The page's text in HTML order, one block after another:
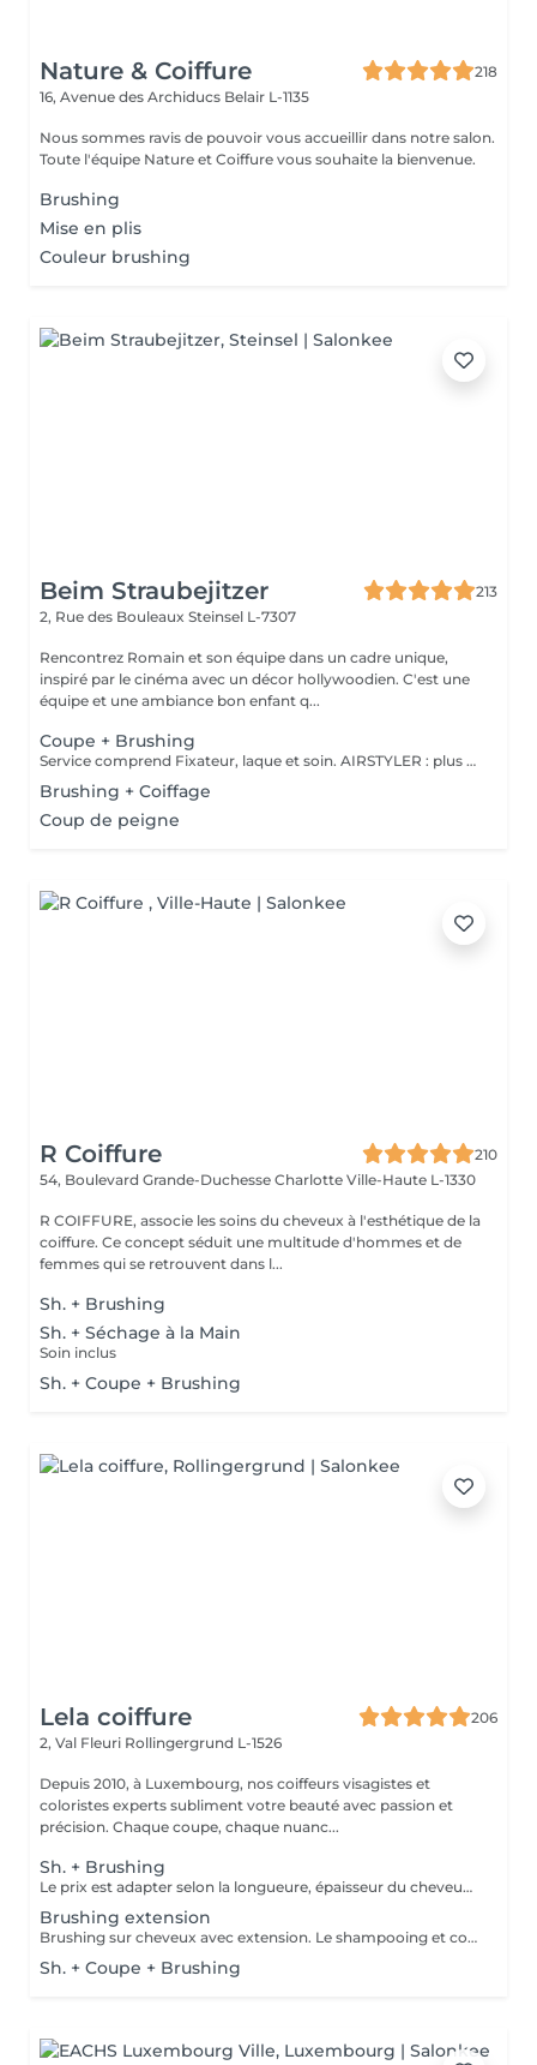
Nature & Coiffure
218
16, Avenue des Archiducs Belair L-1135
Nous sommes ravis de pouvoir vous accueillir dans notre salon.
Toute l'équipe Nature et Coiffure vous souhaite la bienvenue.
Brushing
Mise en plis
Couleur brushing
Beim Straubejitzer
213
2, Rue des Bouleaux Steinsel L-7307
Rencontrez Romain et son équipe dans un cadre unique,
inspiré par le cinéma avec un décor hollywoodien. C'est une
équipe et une ambiance bon enfant q...
Coupe + Brushing
Service comprend Fixateur, laque et soin. AIRSTYLER : plus de brillance et de ténacité qu'un brushing. JocoStyler: un lisseur, lissage et soin, qui donne la brillance spectaculaire.
Brushing + Coiffage
Coup de peigne
R Coiffure
210
54, Boulevard Grande-Duchesse Charlotte Ville-Haute L-1330
R COIFFURE, associe les soins du cheveux à l'esthétique de la
coiffure. Ce concept séduit une multitude d'hommes et de
femmes qui se retrouvent dans l...
Sh. + Brushing
Sh. + Séchage à la Main
Soin inclus
Sh. + Coupe + Brushing
Lela coiffure
206
2, Val Fleuri Rollingergrund L-1526
Depuis 2010, à Luxembourg, nos coiffeurs visagistes et
coloristes experts subliment votre beauté avec passion et
précision. Chaque coupe, chaque nuanc...
Sh. + Brushing
Le prix est adapter selon la longueure, épaisseur du cheveux. Un supplément est ajouté sil y a utilisation dun outil chauffant ( plaque lissante ou boucleur). Compris dans le pris shampooing, conditionneur, produit coiffant et finition.
Brushing extension
Brushing sur cheveux avec extension. Le shampooing et conditionneur sont compris dans le prix.
Sh. + Coupe + Brushing